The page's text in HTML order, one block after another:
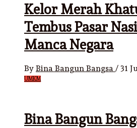
Kelor Merah
Tembus Pasar
Manca Negara
By Bina Bangun Bangsa / 31
UMKM
Bina Bangun